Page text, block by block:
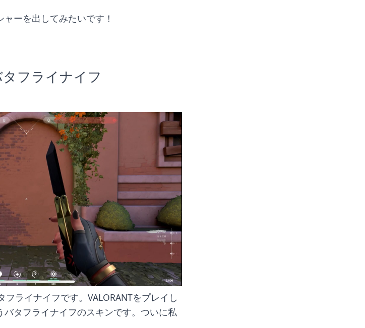
ーを出してみたいです！
フライナイフ
ライナイフです。VALORANTをプレイし
タフライナイフのスキンです。ついに私